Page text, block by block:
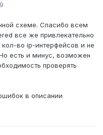
схеме. Спасибо всем
все же привлекательно
во ip-интерфейсов и не
есть и минус, возможен
проверять
в описании